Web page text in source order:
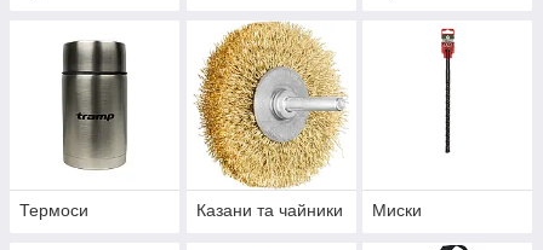
Термоси Казани та чайники Миски